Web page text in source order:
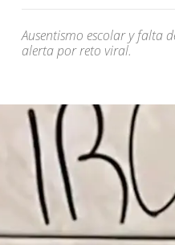
Ausentismo escolar y falta
alerta por reto viral.